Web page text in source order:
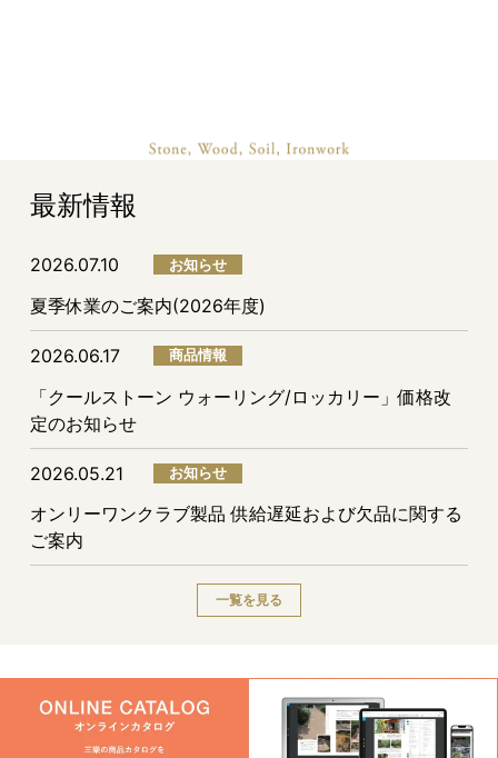
最新情報
2026.07.10 お知らせ
夏季休業のご案内(2026年度)
2026.06.17 商品情報
「クールストーン ウォーリング/ロッカリー」価格改
定のお知らせ
2026.05.21 お知らせ
オンリーワンクラブ製品 供給遅延および欠品に関する
ご案内
一覧を見る